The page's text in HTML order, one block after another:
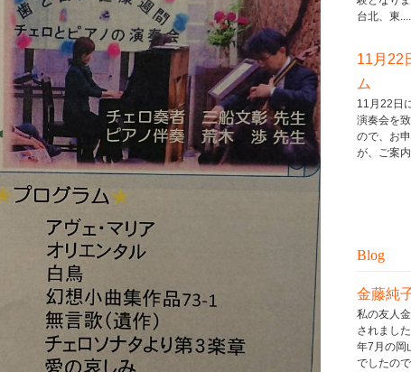
台北、東
11月22
ム
11月22日
演奏会を
ので、お
が、ご案
Blog
金藤純
私の友人
されまし
年7月の岡
でしたの